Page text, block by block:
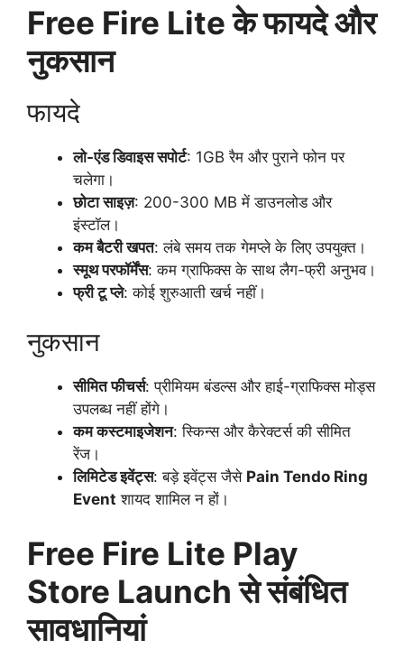
Free Fire Lite के फायदे और
नुकसान
फायदे
लो-एंड डिवाइस सपोर्ट: 1GB रैम और पुराने फोन पर
चलेगा।
छोटा साइज़: 200-300 MB में डाउनलोड और
इंस्टॉल।
कम बैटरी खपत: लंबे समय तक गेमप्ले के लिए उपयुक्त।
स्मूथ परफॉर्मेंस: कम ग्राफिक्स के साथ लैग-फ्री अनुभव।
फ्री टू प्ले: कोई शुरुआती खर्च नहीं।
नुकसान
सीमित फीचर्स: प्रीमियम बंडल्स और हाई-ग्राफिक्स मोड्स
उपलब्ध नहीं होंगे।
कम कस्टमाइजेशन: स्किन्स और कैरेक्टर्स की सीमित
रेंज।
लिमिटेड इवेंट्स: बड़े इवेंट्स जैसे Pain Tendo Ring
Event शायद शामिल न हों।
Free Fire Lite Play
Store Launch से संबंधित
सावधानियां